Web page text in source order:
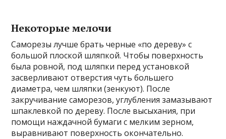
Некоторые мелочи
Саморезы лучше брать черные «по дереву» с
большой плоской шляпкой. Чтобы поверхность
была ровной, под шляпки перед установкой
засверливают отверстия чуть большего
диаметра, чем шляпки (зенкуют). После
закручивание саморезов, углубления замазывают
шпаклевкой по дереву. После высыхания, при
помощи наждачной бумаги с мелким зерном,
выравнивают поверхность окончательно.